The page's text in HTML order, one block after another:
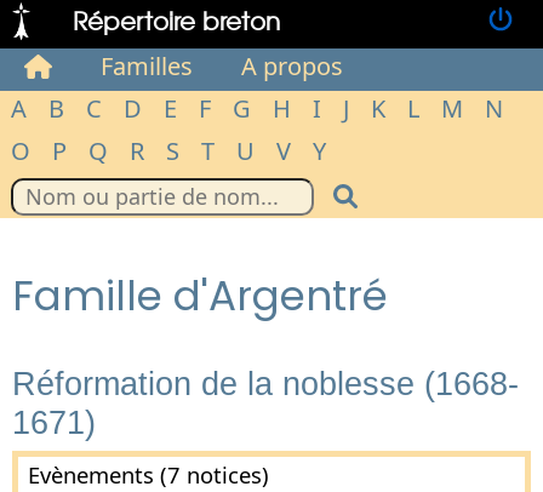
Répertoire breton
Familles
A propos
A
B C D E F G H I J K L M
N
O
P Q R S T U V Y
Famille d'Argentré
Réformation de la noblesse (1668-
1671)
Evènements (7 notices)